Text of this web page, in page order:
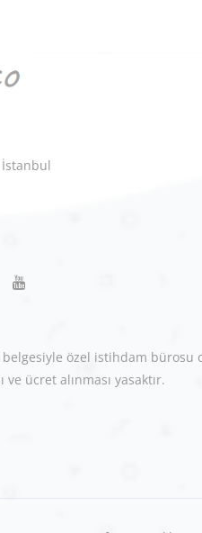
belgesiyle özel istihdam
ücret alınması yasaktır.